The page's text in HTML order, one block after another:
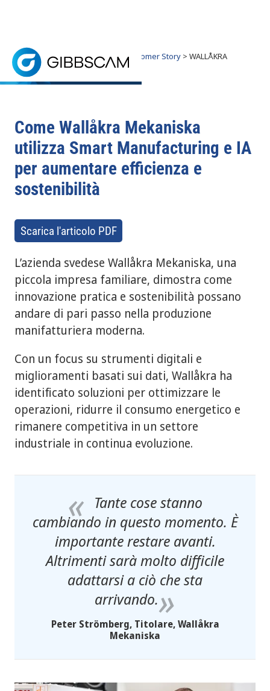
Home> Perché GibbsCAM? > Customer Story> WALLÅKRA
MEKANISKA
WALLÅKRA MEKANISKA
Come Wallåkra Mekaniska
utilizza Smart Manufacturing e IA
per aumentare efficienza e
sostenibilità
Scarica l'articolo PDF
L’azienda svedese Wallåkra Mekaniska, una
piccola impresa familiare, dimostra come
innovazione pratica e sostenibilità possano
andare di pari passo nella produzione
manifatturiera moderna.
Con un focus su strumenti digitali e
miglioramenti basati sui dati, Wallåkra ha
identificato soluzioni per ottimizzare le
operazioni, ridurre il consumo energetico e
rimanere competitiva in un settore
industriale in continua evoluzione.
Tante cose stanno
cambiando in questo momento. È
importante restare avanti.
Altrimenti sarà molto difficile
adattarsi a ciò che sta
arrivando.
Peter Strömberg, Titolare, Wallåkra
Mekaniska